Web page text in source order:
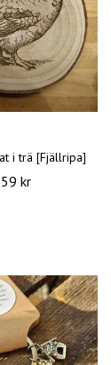
i trä [Fjällripa]
kr